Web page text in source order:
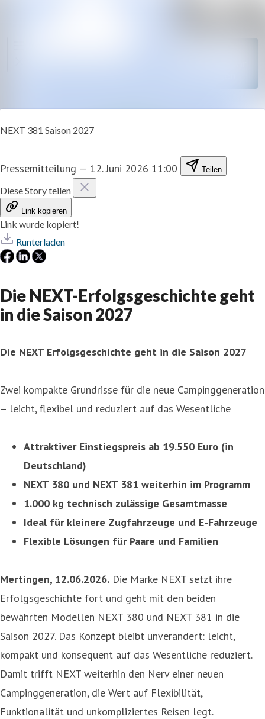
NEXT 381 Saison 2027
Pressemitteilung — 12. Juni 2026 11:00 Teilen
Diese Story teilen
Link kopieren
Link wurde kopiert!
Runterladen
Die NEXT-Erfolgsgeschichte geht
in die Saison 2027
Die NEXT Erfolgsgeschichte geht in die Saison 2027
Zwei kompakte Grundrisse für die neue Campinggeneration
– leicht, flexibel und reduziert auf das Wesentliche
Attraktiver Einstiegspreis ab 19.550 Euro (in
Deutschland)
NEXT 380 und NEXT 381 weiterhin im Programm
1.000 kg technisch zulässige Gesamtmasse
Ideal für kleinere Zugfahrzeuge und E-Fahrzeuge
Flexible Lösungen für Paare und Familien
Mertingen, 12.06.2026. Die Marke NEXT setzt ihre
Erfolgsgeschichte fort und geht mit den beiden
bewährten Modellen NEXT 380 und NEXT 381 in die
Saison 2027. Das Konzept bleibt unverändert: leicht,
kompakt und konsequent auf das Wesentliche reduziert.
Damit trifft NEXT weiterhin den Nerv einer neuen
Campinggeneration, die Wert auf Flexibilität,
Funktionalität und unkompliziertes Reisen legt.